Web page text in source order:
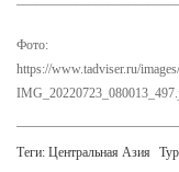
Фото:
https://www.tadviser.ru/
Теги: Центральная Азия